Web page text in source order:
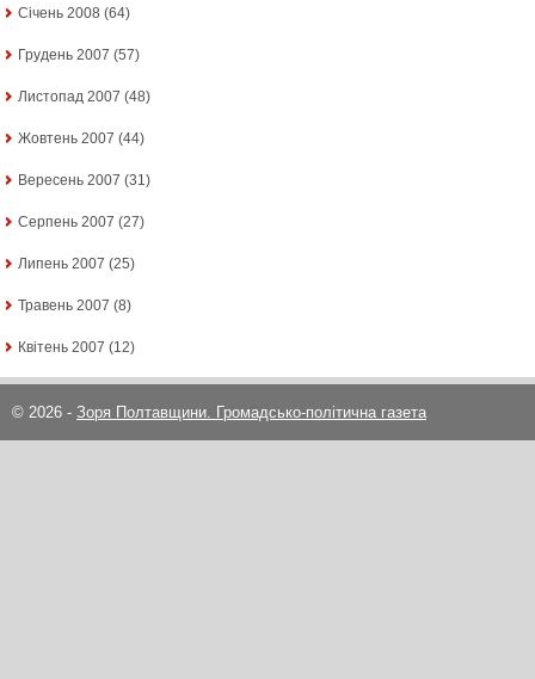
Січень 2008 (64)
Грудень 2007 (57)
Листопад 2007 (48)
Жовтень 2007 (44)
Вересень 2007 (31)
Серпень 2007 (27)
Липень 2007 (25)
Травень 2007 (8)
Квітень 2007 (12)
© 2026 - Зоря Полтавщини. Громадсько-політична газета